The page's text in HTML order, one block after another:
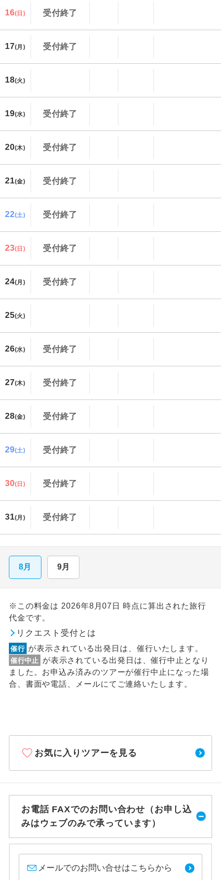
16(日) 受付終了
17(月) 受付終了
18(火)
19(水) 受付終了
20(木) 受付終了
21(金) 受付終了
22(土) 受付終了
23(日) 受付終了
24(月) 受付終了
25(火)
26(水) 受付終了
27(木) 受付終了
28(金) 受付終了
29(土) 受付終了
30(日) 受付終了
31(月) 受付終了
8月 9月
※この料金は 2026年8月07日 時点に算出された旅行
代金です。
リクエスト受付とは
催行 が表示されている出発日は、催行いたします。
催行中止
が表示されている出発日は、催行中止となり
ました。お申込み済みのツアーが催行中止になった場
合、書面や電話、メールにてご連絡いたします。
お気に入りツアーを見る
お電話 FAXでのお問い合わせ（お申し込
みはウェブのみで承っています）
メールでのお問い合せはこちらから